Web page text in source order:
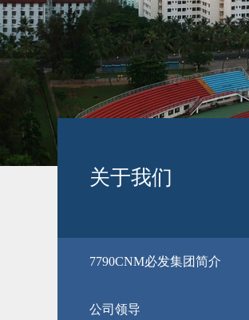
关于我们
​7790CNM必发集团简介
公司领导